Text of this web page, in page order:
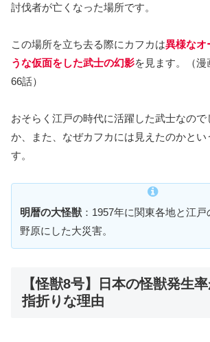
討伐者が亡くなった場所です。
この場所を立ち去る際にカフカは異様なオ
うな仮面をした武士の幻影を見ます。（
66話）
おそらく江戸の時代に活躍した武士なの
か、また、なぜカフカには見えたのかとい
す。
明暦の大怪獣 ：1957年に関東各地と江
野原にした大災害。
【怪獣8号】日本の怪獣発生
指折りな理由